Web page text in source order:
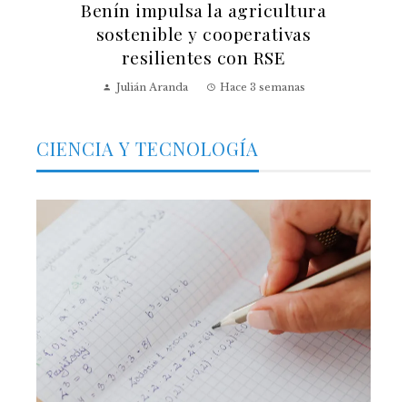
Benín impulsa la agricultura
sostenible y cooperativas
resilientes con RSE
Julián Aranda Hace 3 semanas
CIENCIA Y TECNOLOGÍA